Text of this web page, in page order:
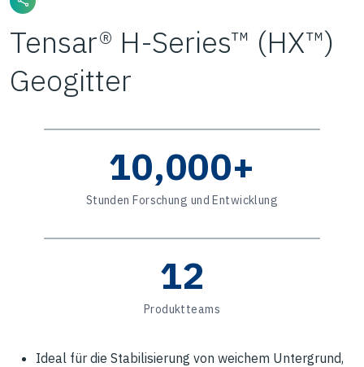
Tensar® H-Series™ (HX™)
Geogitter
10,000+
Stunden Forschung und Entwicklung
12
Produktteams
Ideal für die Stabilisierung von weichem Untergrund,